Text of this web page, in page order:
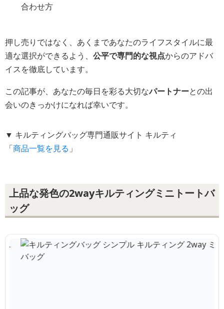
合わせ方
押し売りではなく、あくまであなたのライフスタイルに最
適な選択ができるよう、 公平で専門的な視点からのアドバ
イスを徹底しています。
この記事が、あなたの毎日を彩る大切なパートナーとの出
会いのきっかけになれば幸いです。
▼ キルティングバッグ専門通販サイト キルティ
「商品一覧を見る 」
上品な発色の2wayキルティングミニトートバ
ッグ